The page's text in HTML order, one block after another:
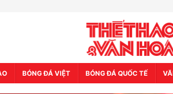
BÓNG ĐÁ VIỆT BÓNG ĐÁ QUỐC TẾ